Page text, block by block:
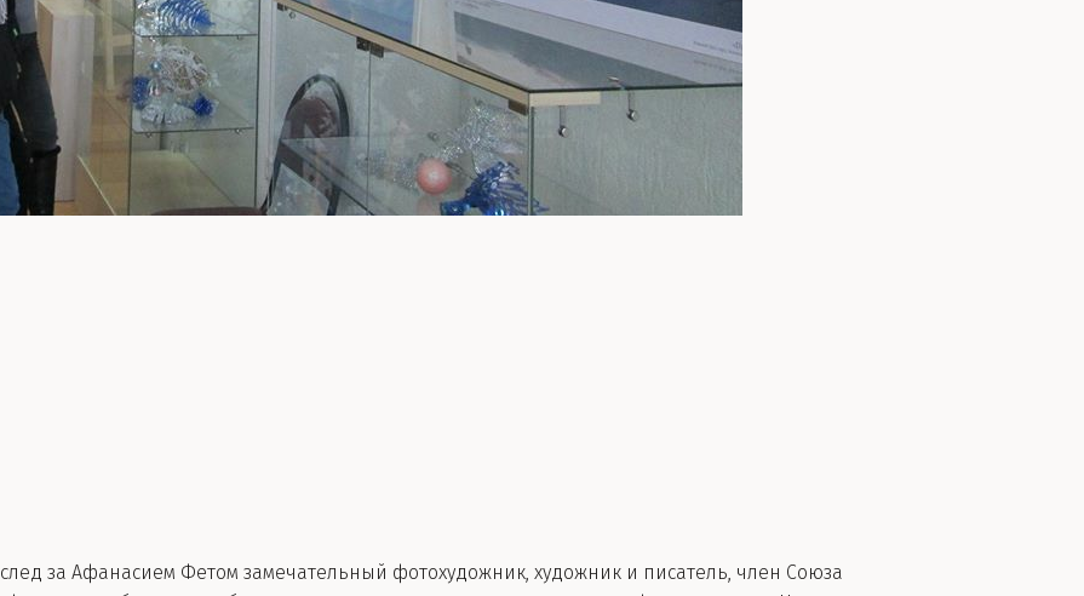
за Афанасием Фетом замечательный фотохудожник, художник и писатель, член Союза